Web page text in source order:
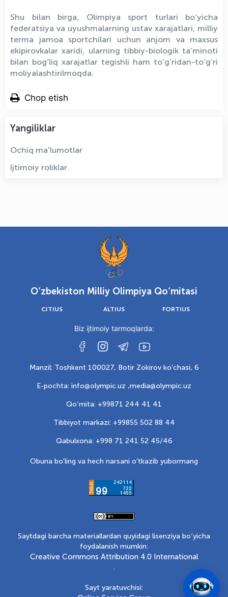
Shu bilan birga, Olimpiya sport turlari bo‘yicha
federatsiya va uyushmalarning ustav xarajatlari, milliy
terma jamoa sportchilari uchun anjom va maxsus
ekipirovkalar xaridi, ularning tibbiy-biologik ta’minoti
bilan bog‘liq xarajatlar tegishli ham to‘g‘ridan-to‘g‘ri
moliyalashtirilmoqda.
Chop etish
Yangiliklar
Ochiq ma'lumotlar
Ijtimoiy roliklar
O‘zbekiston Milliy Olimpiya Qo‘mitasi
CITIUS ALTIUS FORTIUS
Biz ijtimoiy tarmoqlarda:
Manzil: Toshkent 100027, Botir Zokirov ko'chasi, 6
E-pochta: info@olympic.uz ,media@olympic.uz
Qo‘mita: +99871 244 41 41
Tibbiyot markazi: +99855 502 88 44
Qabulxona: +998 71 241 52 45/46
Obuna bo'ling va hech narsani o'tkazib yubormang
Saytdagi barcha materiallardan quyidagi lisenziya bo‘yicha
foydalanish mumkin:
Creative Commons Attribution 4.0 International
.
Sayt yaratuvchisi: